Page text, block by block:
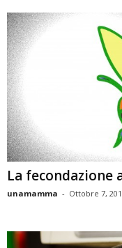
La
unamamma - Ottobre 7,